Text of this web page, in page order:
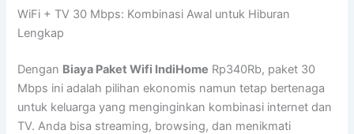
WiFi + TV 30 Mbps: Kombinasi Awal untuk Hiburan
Lengkap
Dengan Biaya Paket Wifi IndiHome Rp340Rb, paket 30
Mbps ini adalah pilihan ekonomis namun tetap bertenaga
untuk keluarga yang menginginkan kombinasi internet dan
TV. Anda bisa streaming, browsing, dan menikmati